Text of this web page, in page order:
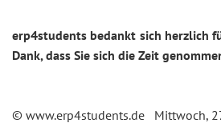
erp4students bedankt sich herzlich
Dank, dass Sie sich die Zeit
© www.erp4students.de Mittwoch,